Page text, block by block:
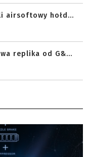
airsoftowy hołd...
replika od G&...